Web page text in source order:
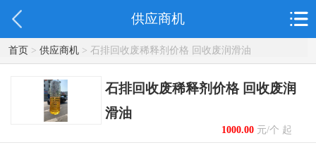
供应商机
首页> 供应商机> 石排回收废稀释剂价格 回收废润滑油
石排回收废稀释剂价格 回收废润
滑油
1000.00元/个 起